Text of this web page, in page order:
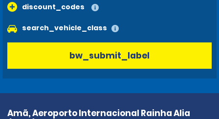
discount_codes
search_vehicle_class
bw_submit_label
Amã, Aeroporto Internacional Rainha Alia